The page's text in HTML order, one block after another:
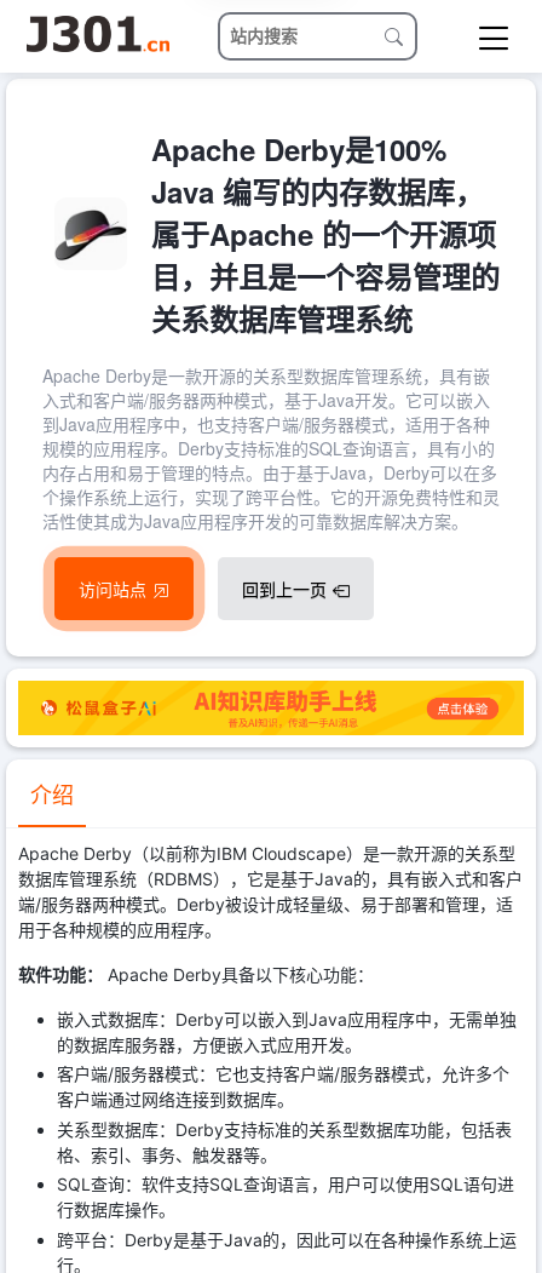
Apache Derby是100%
Java 编写的内存数据库，
属于Apache 的一个开源项
目，并且是一个容易管理的
关系数据库管理系统
Apache Derby是一款开源的关系型数据库管理系统，具有嵌
入式和客户端/服务器两种模式，基于Java开发。它可以嵌入
到Java应用程序中，也支持客户端/服务器模式，适用于各种
规模的应用程序。Derby支持标准的SQL查询语言，具有小的
内存占用和易于管理的特点。由于基于Java，Derby可以在多
个操作系统上运行，实现了跨平台性。它的开源免费特性和灵
活性使其成为Java应用程序开发的可靠数据库解决方案。
访问站点 回到上一页
介绍
Apache Derby（以前称为IBM Cloudscape）是一款开源的关系型
数据库管理系统（RDBMS），它是基于Java的，具有嵌入式和客户
端/服务器两种模式。Derby被设计成轻量级、易于部署和管理，适
用于各种规模的应用程序。
软件功能： Apache Derby具备以下核心功能：
嵌入式数据库：Derby可以嵌入到Java应用程序中，无需单独
的数据库服务器，方便嵌入式应用开发。
客户端/服务器模式：它也支持客户端/服务器模式，允许多个
客户端通过网络连接到数据库。
关系型数据库：Derby支持标准的关系型数据库功能，包括表
格、索引、事务、触发器等。
SQL查询：软件支持SQL查询语言，用户可以使用SQL语句进
行数据库操作。
跨平台：Derby是基于Java的，因此可以在各种操作系统上运
行。